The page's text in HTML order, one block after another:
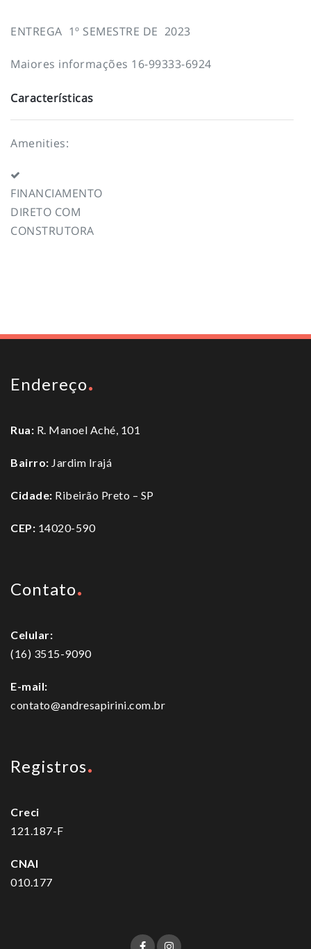
ENTREGA 1º SEMESTRE DE 2023
Maiores informações 16-99333-6924
Características
Amenities:
FINANCIAMENTO
DIRETO COM
CONSTRUTORA
Endereço
Rua: R. Manoel Aché, 101
Bairro: Jardim Irajá
Cidade: Ribeirão Preto – SP
CEP: 14020-590
Contato
Celular:
(16) 3515-9090
E-mail:
contato@andresapirini.com.br
Registros
Creci
121.187-F
CNAI
010.177